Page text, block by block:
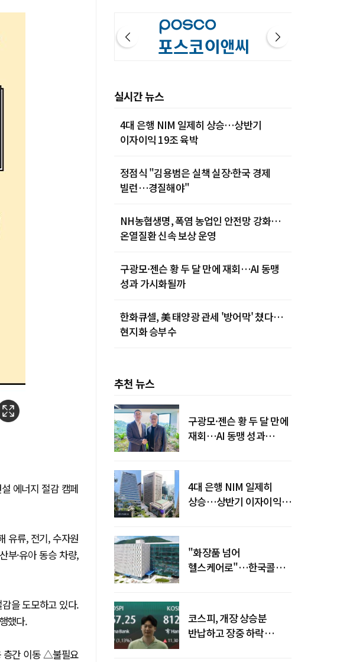
에너지 절감 캠페
유류, 전기, 수자원
부·유아 동승 차량,
을 도모하고 있다.
했다.
층간 이동 △불필요
실시간 뉴스
4대 은행 NIM 일제히 상승…상반기
이자이익 19조 육박
정점식 "김용범은 실책 실장·한국 경제
빌런…경질해야"
NH농협생명, 폭염 농업인 안전망 강화…
온열질환 신속 보상 운영
구광모·젠슨 황 두 달 만에 재회…AI 동맹
성과 가시화될까
한화큐셀, 美 태양광 관세 '방어막' 쳤다…
현지화 승부수
추천 뉴스
구광모·젠슨 황 두 달 만에
재회…AI 동맹 성과
4대 은행 NIM 일제히
상승…상반기 이자이익
"화장품 넘어
헬스케어로"…한국콜마,
코스피, 개장 상승분
반납하고 장중 하락